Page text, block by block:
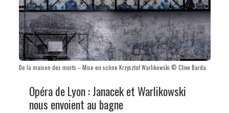
De la maison des morts – Mise en scène Krzysztof Warlikowski © Clive Barda
Opéra de Lyon : Janacek et Warlikowski
nous envoient au bagne